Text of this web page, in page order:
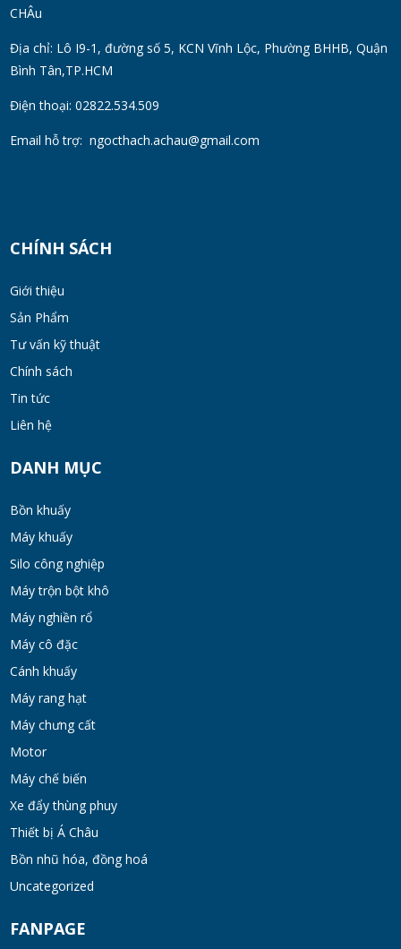
CHÂu
Địa chỉ: Lô I9-1, đường số 5, KCN Vĩnh Lộc, Phường BHHB, Quận
Bình Tân,TP.HCM
Điện thoại: 02822.534.509
Email hỗ trợ: ngocthach.achau@gmail.com
CHÍNH SÁCH
Giới thiệu
Sản Phẩm
Tư vấn kỹ thuật
Chính sách
Tin tức
Liên hệ
DANH MỤC
Bồn khuấy
Máy khuấy
Silo công nghiệp
Máy trộn bột khô
Máy nghiền rổ
Máy cô đặc
Cánh khuấy
Máy rang hạt
Máy chưng cất
Motor
Máy chế biến
Xe đẩy thùng phuy
Thiết bị Á Châu
Bồn nhũ hóa, đồng hoá
Uncategorized
FANPAGE